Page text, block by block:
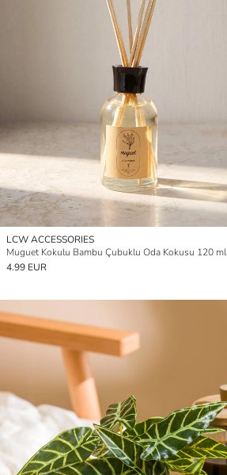
LCW ACCESSORIES
Muguet Kokulu Bambu Çubuklu Oda Kokusu 120 ml
4.99 EUR